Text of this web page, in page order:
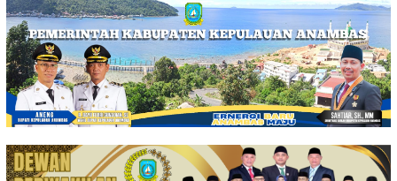
Loncat
ke
konten